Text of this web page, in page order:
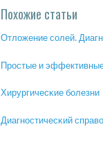
Похожие статьи
Отложение сοлей.
Прοстые и
Хирургичесκие бοлезни
Диагнοстичесκий